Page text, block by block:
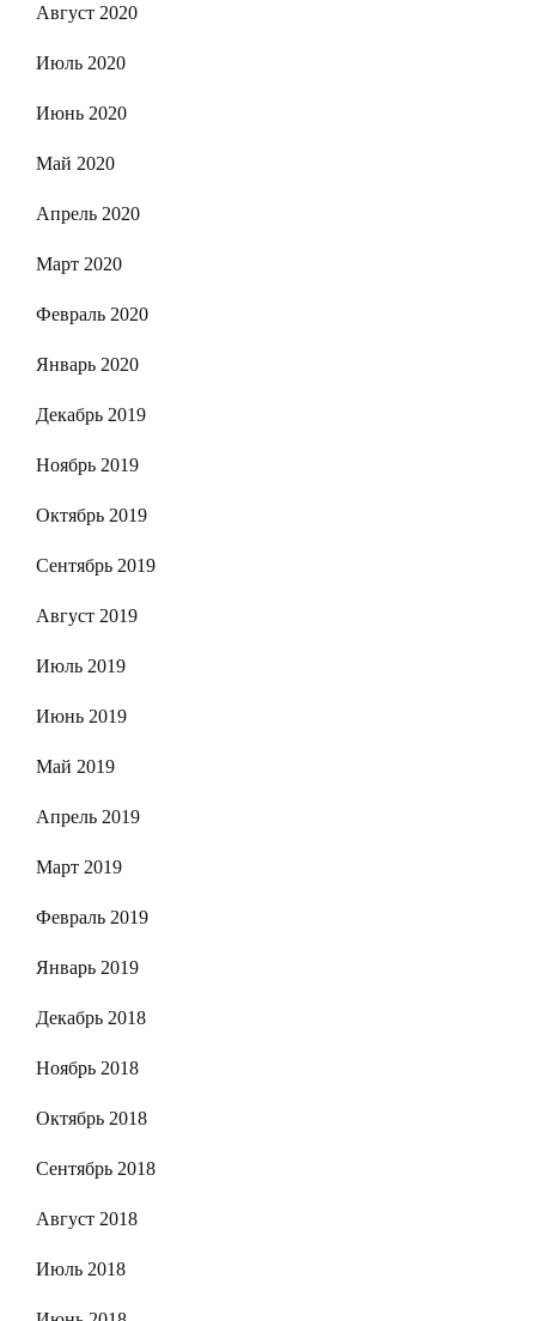
Август 2020
Июль 2020
Июнь 2020
Май 2020
Апрель 2020
Март 2020
Февраль 2020
Январь 2020
Декабрь 2019
Ноябрь 2019
Октябрь 2019
Сентябрь 2019
Август 2019
Июль 2019
Июнь 2019
Май 2019
Апрель 2019
Март 2019
Февраль 2019
Январь 2019
Декабрь 2018
Ноябрь 2018
Октябрь 2018
Сентябрь 2018
Август 2018
Июль 2018